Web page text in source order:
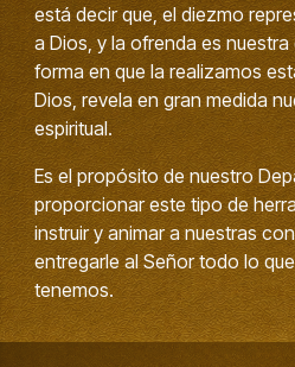
está decir que, el diezmo
a Dios, y la ofrenda es
forma en que la realizamos
Dios, revela en gran medida
espiritual.
Es el propósito de nuestro
proporcionar este tipo de
instruir y animar a nuestras
entregarle al Señor todo lo
tenemos.